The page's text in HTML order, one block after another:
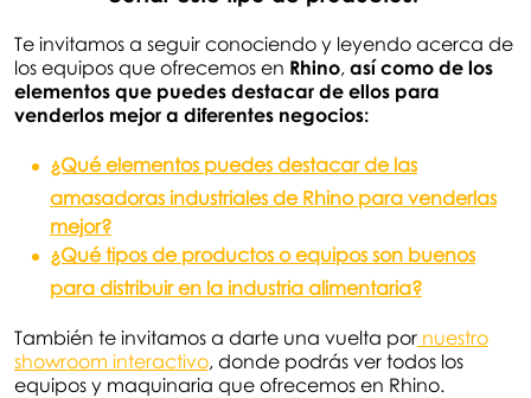
Te invitamos a seguir conociendo y leyendo acerca de
los equipos que ofrecemos en Rhino, así como de los
elementos que puedes destacar de ellos para
venderlos mejor a diferentes negocios:
¿Qué elementos puedes destacar de las
amasadoras industriales de Rhino para venderlas
mejor?
¿Qué tipos de productos o equipos son buenos
para distribuir en la industria alimentaria?
También te invitamos a darte una vuelta por nuestro
showroom interactivo, donde podrás ver todos los
equipos y maquinaria que ofrecemos en Rhino.